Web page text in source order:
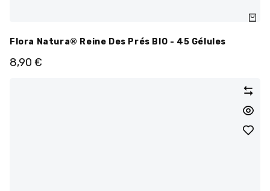
Flora Natura® Reine Des Prés BIO - 45 Gélules
8,90 €